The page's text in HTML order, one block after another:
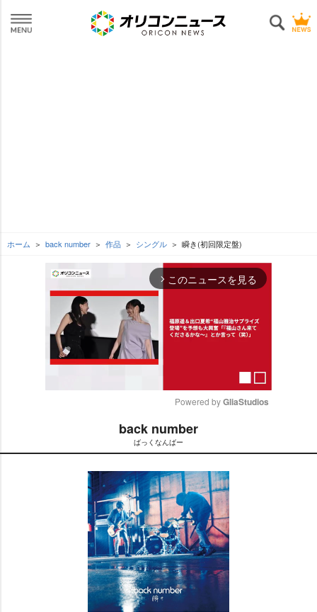
ホーム back number 作品 シングル 瞬き(初回限定盤)
arrow_forward_ios このニュースを見る
t
e
Powered by GliaStudios
back number
ばっくなんばー